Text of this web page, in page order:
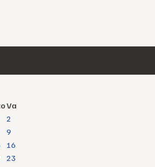
Va
2
9
16
23